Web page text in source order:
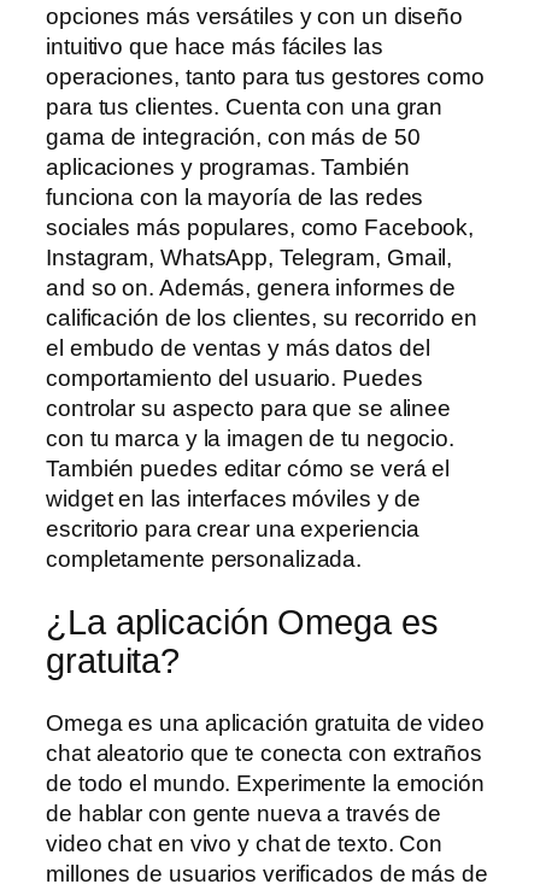
opciones más versátiles y con un diseño
intuitivo que hace más fáciles las
operaciones, tanto para tus gestores como
para tus clientes. Cuenta con una gran
gama de integración, con más de 50
aplicaciones y programas. También
funciona con la mayoría de las redes
sociales más populares, como Facebook,
Instagram, WhatsApp, Telegram, Gmail,
and so on. Además, genera informes de
calificación de los clientes, su recorrido en
el embudo de ventas y más datos del
comportamiento del usuario. Puedes
controlar su aspecto para que se alinee
con tu marca y la imagen de tu negocio.
También puedes editar cómo se verá el
widget en las interfaces móviles y de
escritorio para crear una experiencia
completamente personalizada.
¿La aplicación Omega es
gratuita?
Omega es una aplicación gratuita de video
chat aleatorio que te conecta con extraños
de todo el mundo. Experimente la emoción
de hablar con gente nueva a través de
video chat en vivo y chat de texto. Con
millones de usuarios verificados de más de